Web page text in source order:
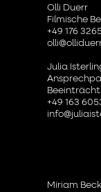
Olli Duerr
Filmische
+49 176
Julia
+49 163
Miriam